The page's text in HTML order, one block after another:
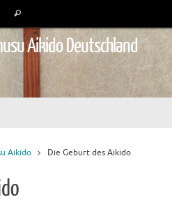
Suchen
Aikido Deutschland
Aikido Die Geburt des Aikido